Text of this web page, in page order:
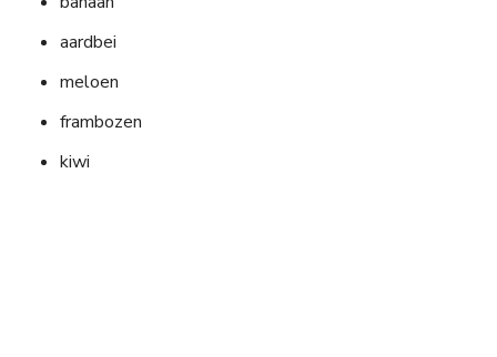
aardbei
meloen
frambozen
kiwi